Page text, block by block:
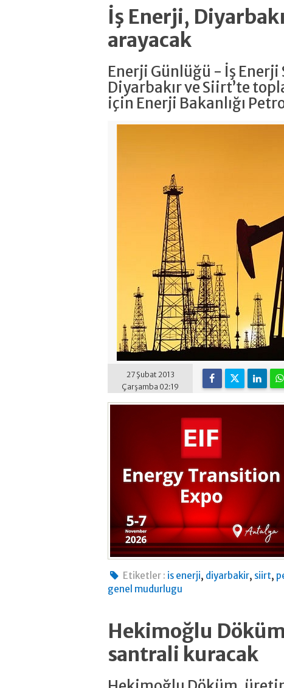
İş Enerji,
arayacak
Enerji Günlüğü - İş
Diyarbakır ve Siirt’te
için Enerji Bakanlığı
27 Şubat 2013
Çarşamba 02:19
Etiketler : is enerji, diyarbakir, siirt,
genel mudurlugu
Hekimoğlu
santrali kuracak